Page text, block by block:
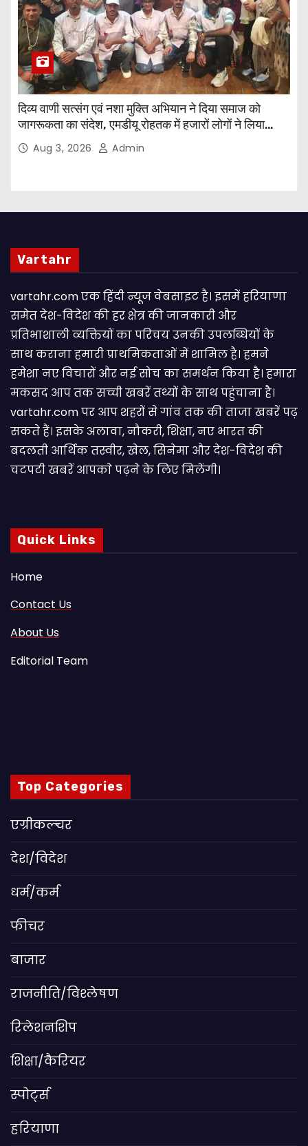
दिव्य वाणी सत्संग एवं नशा मुक्ति अभियान ने दिया समाज को
जागरूकता का संदेश, एमडीयू रोहतक में हजारों लोगों ने लिया
संकल्पAug 3, 2026 Admin
Vartahr
vartahr.com एक हिंदी न्यूज वेबसाइट है। इसमें हरियाणा
समेत देश-विदेश की हर क्षेत्र की जानकारी और
प्रतिभाशाली व्यक्तियों का परिचय उनकी उपलब्धियों के
साथ कराना हमारी प्राथमिकताओं में शामिल है। हमने
हमेशा नए विचारों और नई सोच का समर्थन किया है। हमारा
मकसद आप तक सच्ची खबरें तथ्यों के साथ पहुंचाना है।
vartahr.com पर आप शहरों से गांव तक की ताजा खबरें पढ़
सकते हैं। इसके अलावा, नौकरी, शिक्षा, नए भारत की
बदलती आर्थिक तस्वीर, खेल, सिनेमा और देश-विदेश की
चटपटी खबरें आपकाे पढ़ने के लिए मिलेंगी।
Quick Links
Home
Contact Us
About Us
Editorial Team
Top Categories
एग्रीकल्चर
देश/विदेश
धर्म/कर्म
फीचर
बाजार
राजनीति/विश्लेषण
रिलेशनशिप
शिक्षा/कैरियर
स्पोर्ट्स
हरियाणा